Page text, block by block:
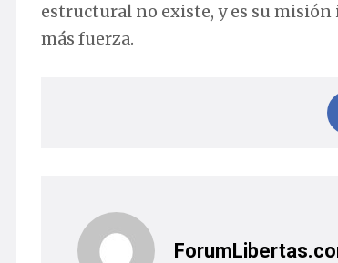
estructural no existe, y es su
más fuerza.